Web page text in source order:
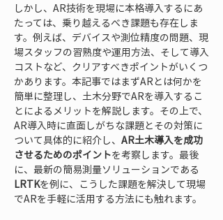
しかし、AR技術を現場に本格導入するにあ
たっては、乗り越えるべき課題も存在しま
す。例えば、デバイスや測位精度の問題、現
場スタッフの習熟度や運用方法、そして導入
コストなど、クリアすべきポイントがいくつ
かあります。本記事ではまずARとは何かを
簡単に整理し、土木分野でARを導入するこ
とによるメリットを解説します。その上で、
AR導入時に直面しがちな課題とその対策に
ついて具体的に紹介し、 AR土木導入を成功
させるためのポイントを考察します。最後
に、最新の簡易測量ソリューションである
LRTKを例に、こうした課題を解決して現場
でARを手軽に活用する方法にも触れます。